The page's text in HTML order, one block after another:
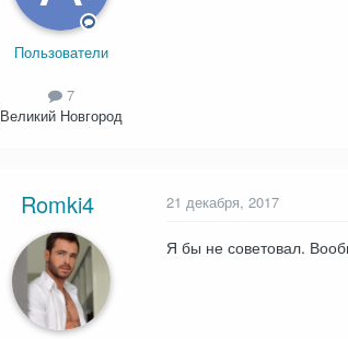
Пользователи
7
Великий Новгород
Romki4 21 декабря, 2017
Я бы не советовал.